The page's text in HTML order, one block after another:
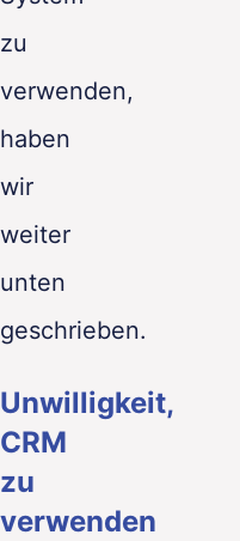
zu
verwenden,
haben
wir
weiter
unten
geschrieben.
Unwilligkeit,
CRM
zu
verwenden